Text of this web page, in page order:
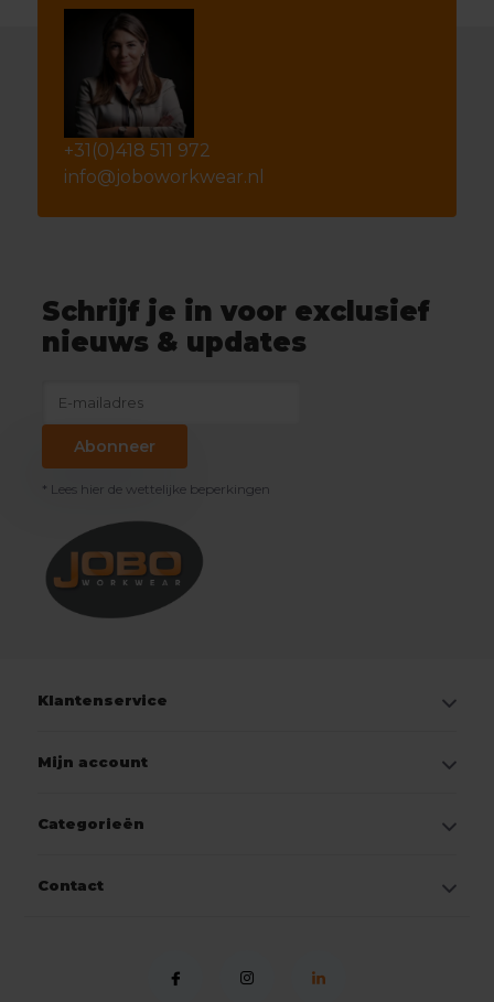
+31(0)418 511 972
info@joboworkwear.nl
Schrijf je in voor exclusief
nieuws & updates
Abonneer
* Lees hier de wettelijke beperkingen
Klantenservice
Mijn account
Categorieën
Contact